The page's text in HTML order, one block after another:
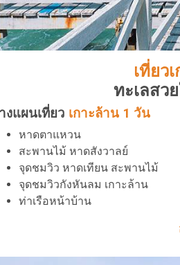
เที่ยว
ทะเลสว
งแผนเที่ยว เกาะล้าน 1 วัน
หาดตาแหวน
สะพานไม้ หาดสังวาลย์
จุดชมวิว หาดเทียน สะพานไม้
จุดชมวิวกังหันลม เกาะล้าน
ท่าเรือหน้าบ้าน